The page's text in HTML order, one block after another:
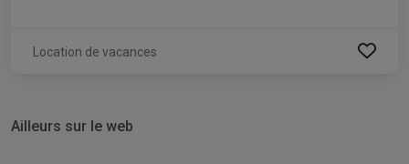
Location de vacances
Ailleurs sur le web